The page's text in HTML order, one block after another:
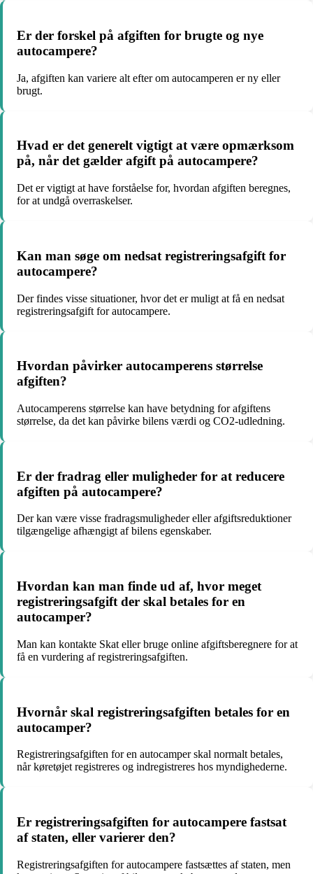
Er der forskel på afgiften for brugte og nye
autocampere?
Ja, afgiften kan variere alt efter om autocamperen er ny eller
brugt.
Hvad er det generelt vigtigt at være opmærksom
på, når det gælder afgift på autocampere?
Det er vigtigt at have forståelse for, hvordan afgiften beregnes,
for at undgå overraskelser.
Kan man søge om nedsat registreringsafgift for
autocampere?
Der findes visse situationer, hvor det er muligt at få en nedsat
registreringsafgift for autocampere.
Hvordan påvirker autocamperens størrelse
afgiften?
Autocamperens størrelse kan have betydning for afgiftens
størrelse, da det kan påvirke bilens værdi og CO2-udledning.
Er der fradrag eller muligheder for at reducere
afgiften på autocampere?
Der kan være visse fradragsmuligheder eller afgiftsreduktioner
tilgængelige afhængigt af bilens egenskaber.
Hvordan kan man finde ud af, hvor meget
registreringsafgift der skal betales for en
autocamper?
Man kan kontakte Skat eller bruge online afgiftsberegnere for at
få en vurdering af registreringsafgiften.
Hvornår skal registreringsafgiften betales for en
autocamper?
Registreringsafgiften for en autocamper skal normalt betales,
når køretøjet registreres og indregistreres hos myndighederne.
Er registreringsafgiften for autocampere fastsat
af staten, eller varierer den?
Registreringsafgiften for autocampere fastsættes af staten, men